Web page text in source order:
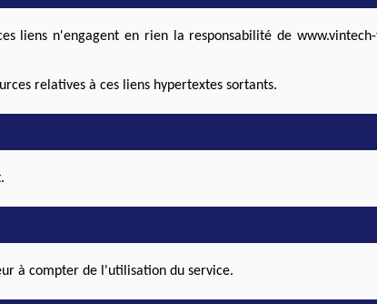
liens n'engagent en rien la responsabilité de
relatives à ces liens hypertextes sortants.
à compter de l'utilisation du service.